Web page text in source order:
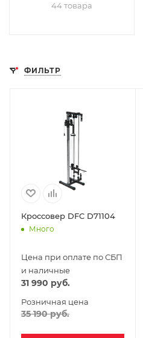
44 товара
ФИЛЬТР
Кроссовер DFC D71104
Много
Цена при оплате по СБП
и наличные
31 990 руб.
Розничная цена
35 190руб.